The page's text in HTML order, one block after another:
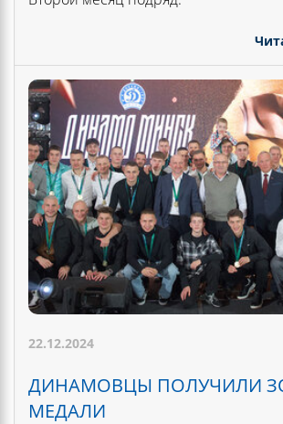
22.12.2024
ДИНАМОВЦЫ ПОЛУЧИЛИ
МЕДАЛИ